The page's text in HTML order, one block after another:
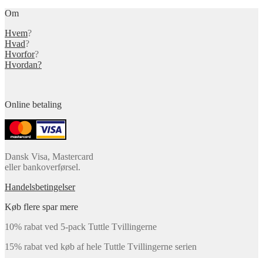
Om
Hvem?
Hvad?
Hvorfor?
Hvordan?
Online betaling
Dansk Visa, Mastercard
eller bankoverførsel.
Handelsbetingelser
Køb flere spar mere
10% rabat ved 5-pack Tuttle Tvillingerne
15% rabat ved køb af hele Tuttle Tvillingerne serien